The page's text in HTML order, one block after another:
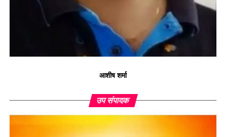
आशीष शर्मा
उप संपादक